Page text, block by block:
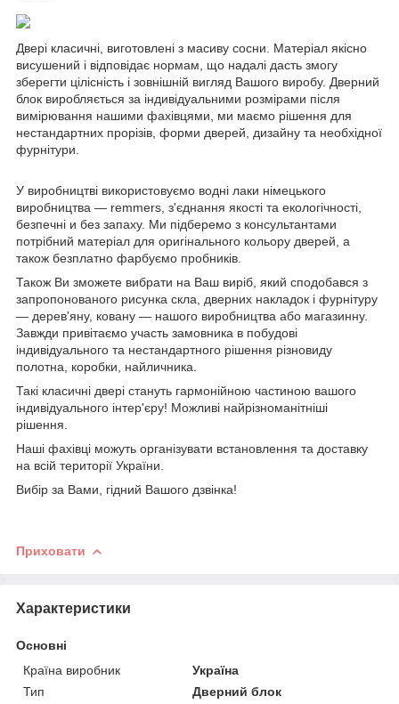
Двері класичні, виготовлені з масиву сосни. Матеріал якісно
висушений і відповідає нормам, що надалі дасть змогу
зберегти цілісність і зовнішній вигляд Вашого виробу. Дверний
блок виробляється за індивідуальними розмірами після
вимірювання нашими фахівцями, ми маємо рішення для
нестандартних прорізів, форми дверей, дизайну та необхідної
фурнітури.
У виробництві використовуємо водні лаки німецького
виробництва — remmers, з'єднання якості та екологічності,
безпечні и без запаху. Ми підберемо з консультантами
потрібний матеріал для оригінального кольору дверей, а
також безплатно фарбуємо пробників.
Також Ви зможете вибрати на Ваш виріб, який сподобався з
запропонованого рисунка скла, дверних накладок і фурнітуру
— дерев'яну, ковану — нашого виробництва або магазинну.
Завжди привітаємо участь замовника в побудові
індивідуального та нестандартного рішення різновиду
полотна, коробки, найличника.
Такі класичні двері стануть гармонійною частиною вашого
індивідуального інтер'єру! Можливі найрізноманітніші
рішення.
Наші фахівці можуть організувати встановлення та доставку
на всій території України.
Вибір за Вами, гідний Вашого дзвінка!
Приховати
Характеристики
Основні
Країна виробник
Україна
Тип
Дверний блок